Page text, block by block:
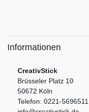
Informationen
CreativStick
Brüsseler Platz 10
50672 Köln
Telefon: 0221-5696511